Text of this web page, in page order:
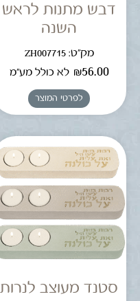
דבש מתנות לראש
השנה
מק"ט: ZH007715
₪56.00 לא כולל מע"מ
לפרטי המוצר
סטנד מעוצב לנרות